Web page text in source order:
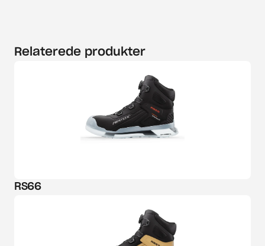
Relaterede produkter
RS66